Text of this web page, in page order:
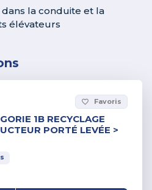
la conduite et la
élévateurs
favorite_border Favoris
1B RECYCLAGE
PORTÉ LEVÉE >